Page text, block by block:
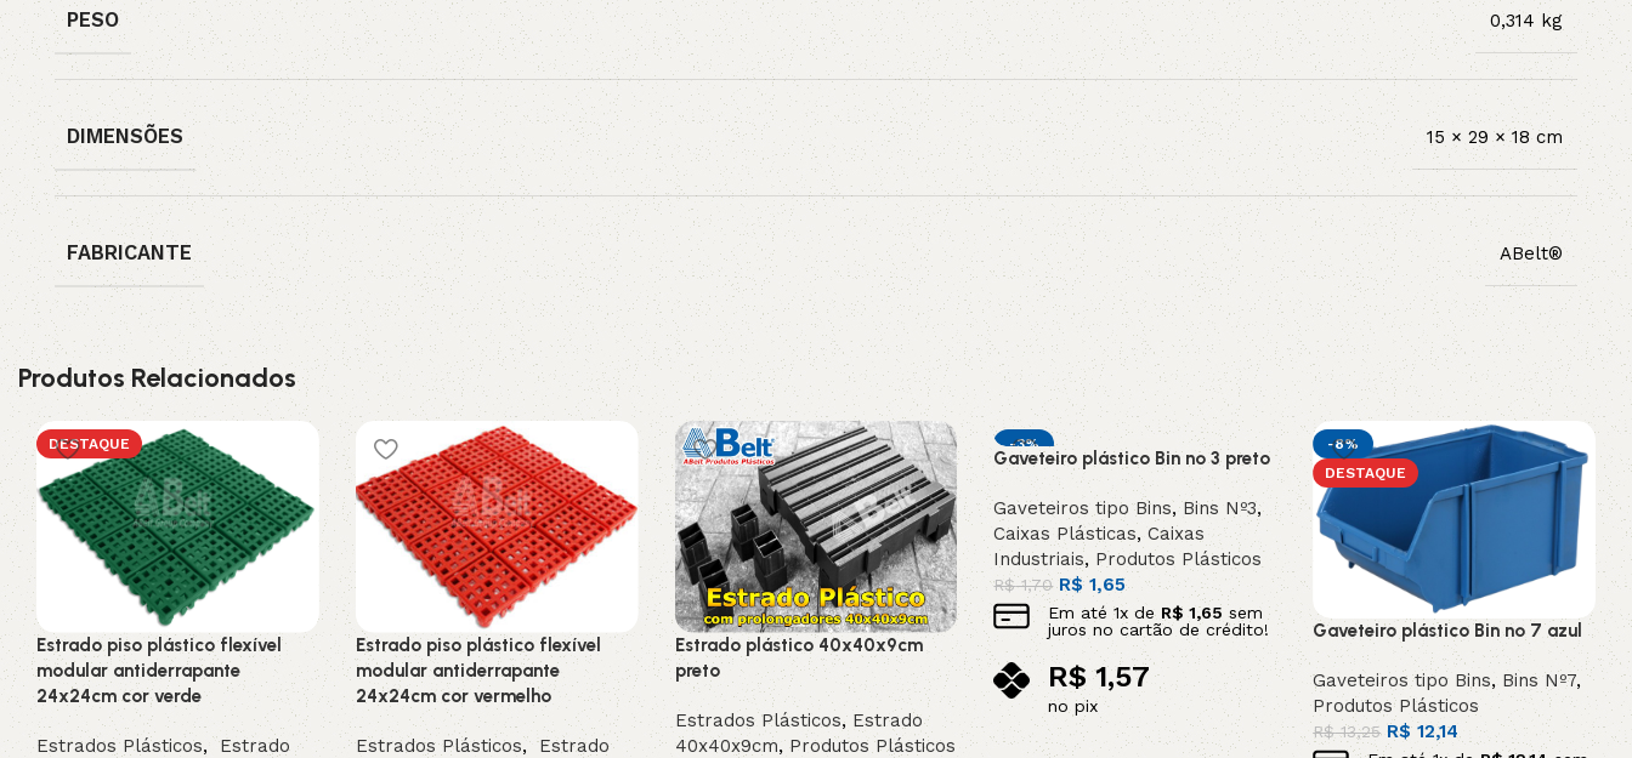
PESO 0,314 kg
DIMENSÕES 15 × 29 × 18 cm
FABRICANTE ABelt®
Produtos Relacionados
DESTAQUE
Estrado piso plástico flexível
modular antiderrapante
24x24cm cor verde
Estrados Plásticos, Estrado
Estrado piso plástico flexível
modular antiderrapante
24x24cm cor vermelho
Estrados Plásticos, Estrado
Estrado plástico 40x40x9cm
preto
Estrados Plásticos, Estrado
40x40x9cm,Produtos Plásticos
-3%
DESTAQUE
Gaveteiro plástico Bin nº 3 preto
Gaveteiros tipo Bins,Bins Nº3,
Caixas Plásticas,Caixas
Industriais, Produtos Plásticos
R$1,70 R$1,65
Em até1x de R$ 1,65 sem
juros no cartão de crédito!
R$1,57
no pix
Adicionar ao carrinho
-8%
DESTAQUE
Gaveteiro plástico Bin nº 7 azul
Gaveteiros tipo Bins, Bins Nº7,
Produtos Plásticos
R$13,25 R$12,14